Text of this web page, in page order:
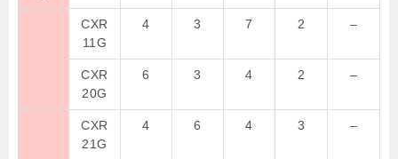
CXR
11G
4 3 7 2 –
CXR
20G
6 3 4 2 –
CXR
21G
4 6 4 3 –